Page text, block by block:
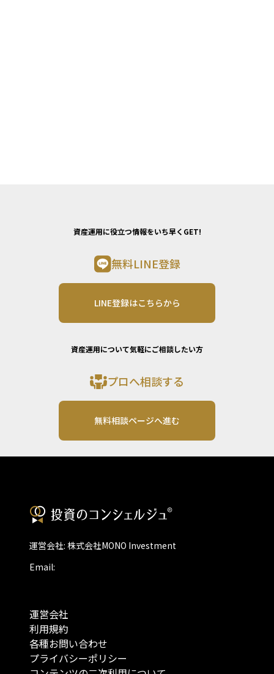
資産運用に役立つ情報をいち早くGET!
無料LINE登録
LINE登録はこちらから
資産運用について気軽にご相談したい方
プロへ相談する
無料相談ページへ進む
運営会社: 株式会社MONO Investment
Email:
運営会社
利用規約
各種お問い合わせ
プライバシーポリシー